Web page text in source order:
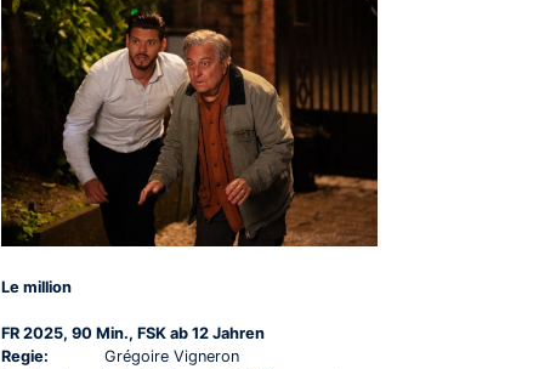
Le million
FR 2025, 90 Min., FSK ab 12 Jahren
Regie:
Grégoire Vigneron